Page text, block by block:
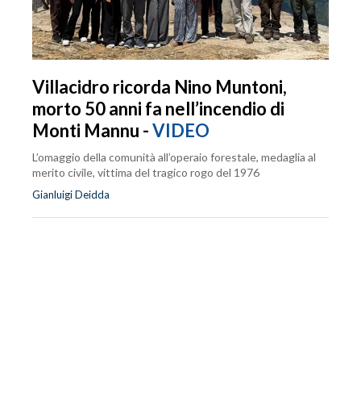
Villacidro ricorda Nino Muntoni,
morto 50 anni fa nell’incendio di
Monti Mannu -VIDEO
L’omaggio della comunità all’operaio forestale, medaglia al
merito civile, vittima del tragico rogo del 1976
Gianluigi Deidda